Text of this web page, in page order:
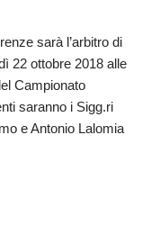
sarà l’arbitro di
22 ottobre 2018 alle
Campionato
saranno i Sigg.ri
e Antonio Lalomia